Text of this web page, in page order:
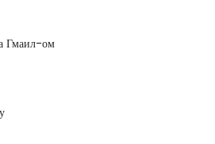
Гмаил-ом